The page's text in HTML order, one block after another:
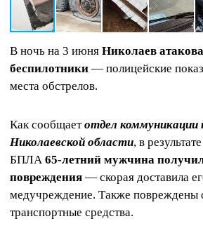
В ночь на 3 июня Николаев
беспилотники — полицейские
места обстрелов.
Как сообщаетотдел коммуникации
Николаевской области, в
БПЛА 65-летний мужчина
повреждения — скорая доставила
медучреждение. Также повреждены
транспортные средства.